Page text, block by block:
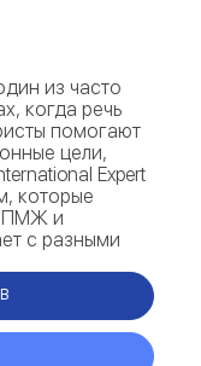
из часто
когда речь
помогают
цели,
Expert
которые
ПМЖ и
с разными